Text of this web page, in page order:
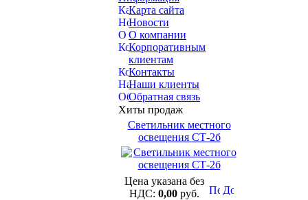
Карта сайта
Новости
О компании
Корпоративным
клиентам
Контакты
Наши клиенты
Обратная связь
Хиты продаж
Светильник местного
освещения СТ-2б
Цена указана без
НДС: 0,00 руб.